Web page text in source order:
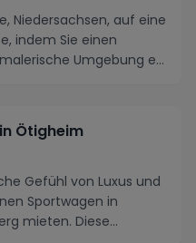
Niedersachsen, auf eine
indem Sie einen
Umgebung e...
Ötigheim
Gefühl von Luxus und
Sportwagen in
mieten. Diese